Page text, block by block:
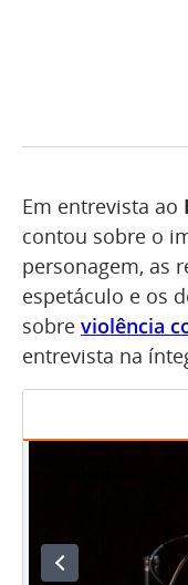
Em entrevista ao
contou sobre o
personagem, as
espetáculo e os
sobre violência
entrevista na